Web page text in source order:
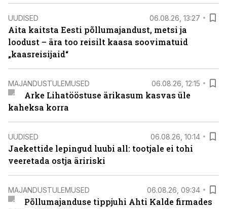
UUDISED 06.08.26, 13:27
Aita kaitsta Eesti põllumajandust, metsi ja
loodust – ära too reisilt kaasa soovimatuid
„kaasreisijaid“
MAJANDUSTULEMUSED 06.08.26, 12:15
Arke Lihatööstuse ärikasum kasvas üle
kaheksa korra
UUDISED 06.08.26, 10:14
Jaekettide lepingud luubi all: tootjale ei tohi
veeretada ostja äririski
MAJANDUSTULEMUSED 06.08.26, 09:34
Põllumajanduse tippjuhi Ahti Kalde firmades